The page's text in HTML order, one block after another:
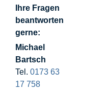
Ihre Fragen
beantworten
gerne:
Michael
Bartsch
Tel. 0173 63
17 758